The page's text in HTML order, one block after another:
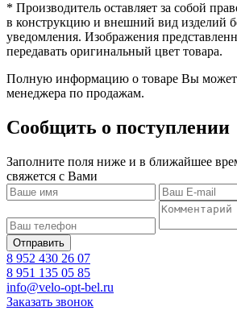
* Производитель оставляет за собой
в конструкцию и внешний вид изделий
уведомления. Изображения
передавать оригинальный цвет товара.
Полную информацию о товаре Вы
менеджера по продажам.
Сообщить о поступлении
Заполните поля ниже и в ближайшее
свяжется с Вами
8 952 430 26 07
8 951 135 05 85
info@velo-opt-bel.ru
Заказать звонок